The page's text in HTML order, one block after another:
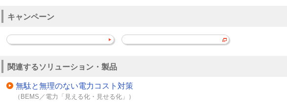
キャンペーン
関連するソリューション・製品
無駄と無理のない電力コスト対策
（BEMS／電力「見える化・見せる化」）